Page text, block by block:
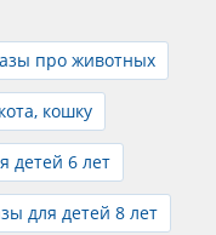
про животных
кошку
детей 6 лет
для детей 8 лет